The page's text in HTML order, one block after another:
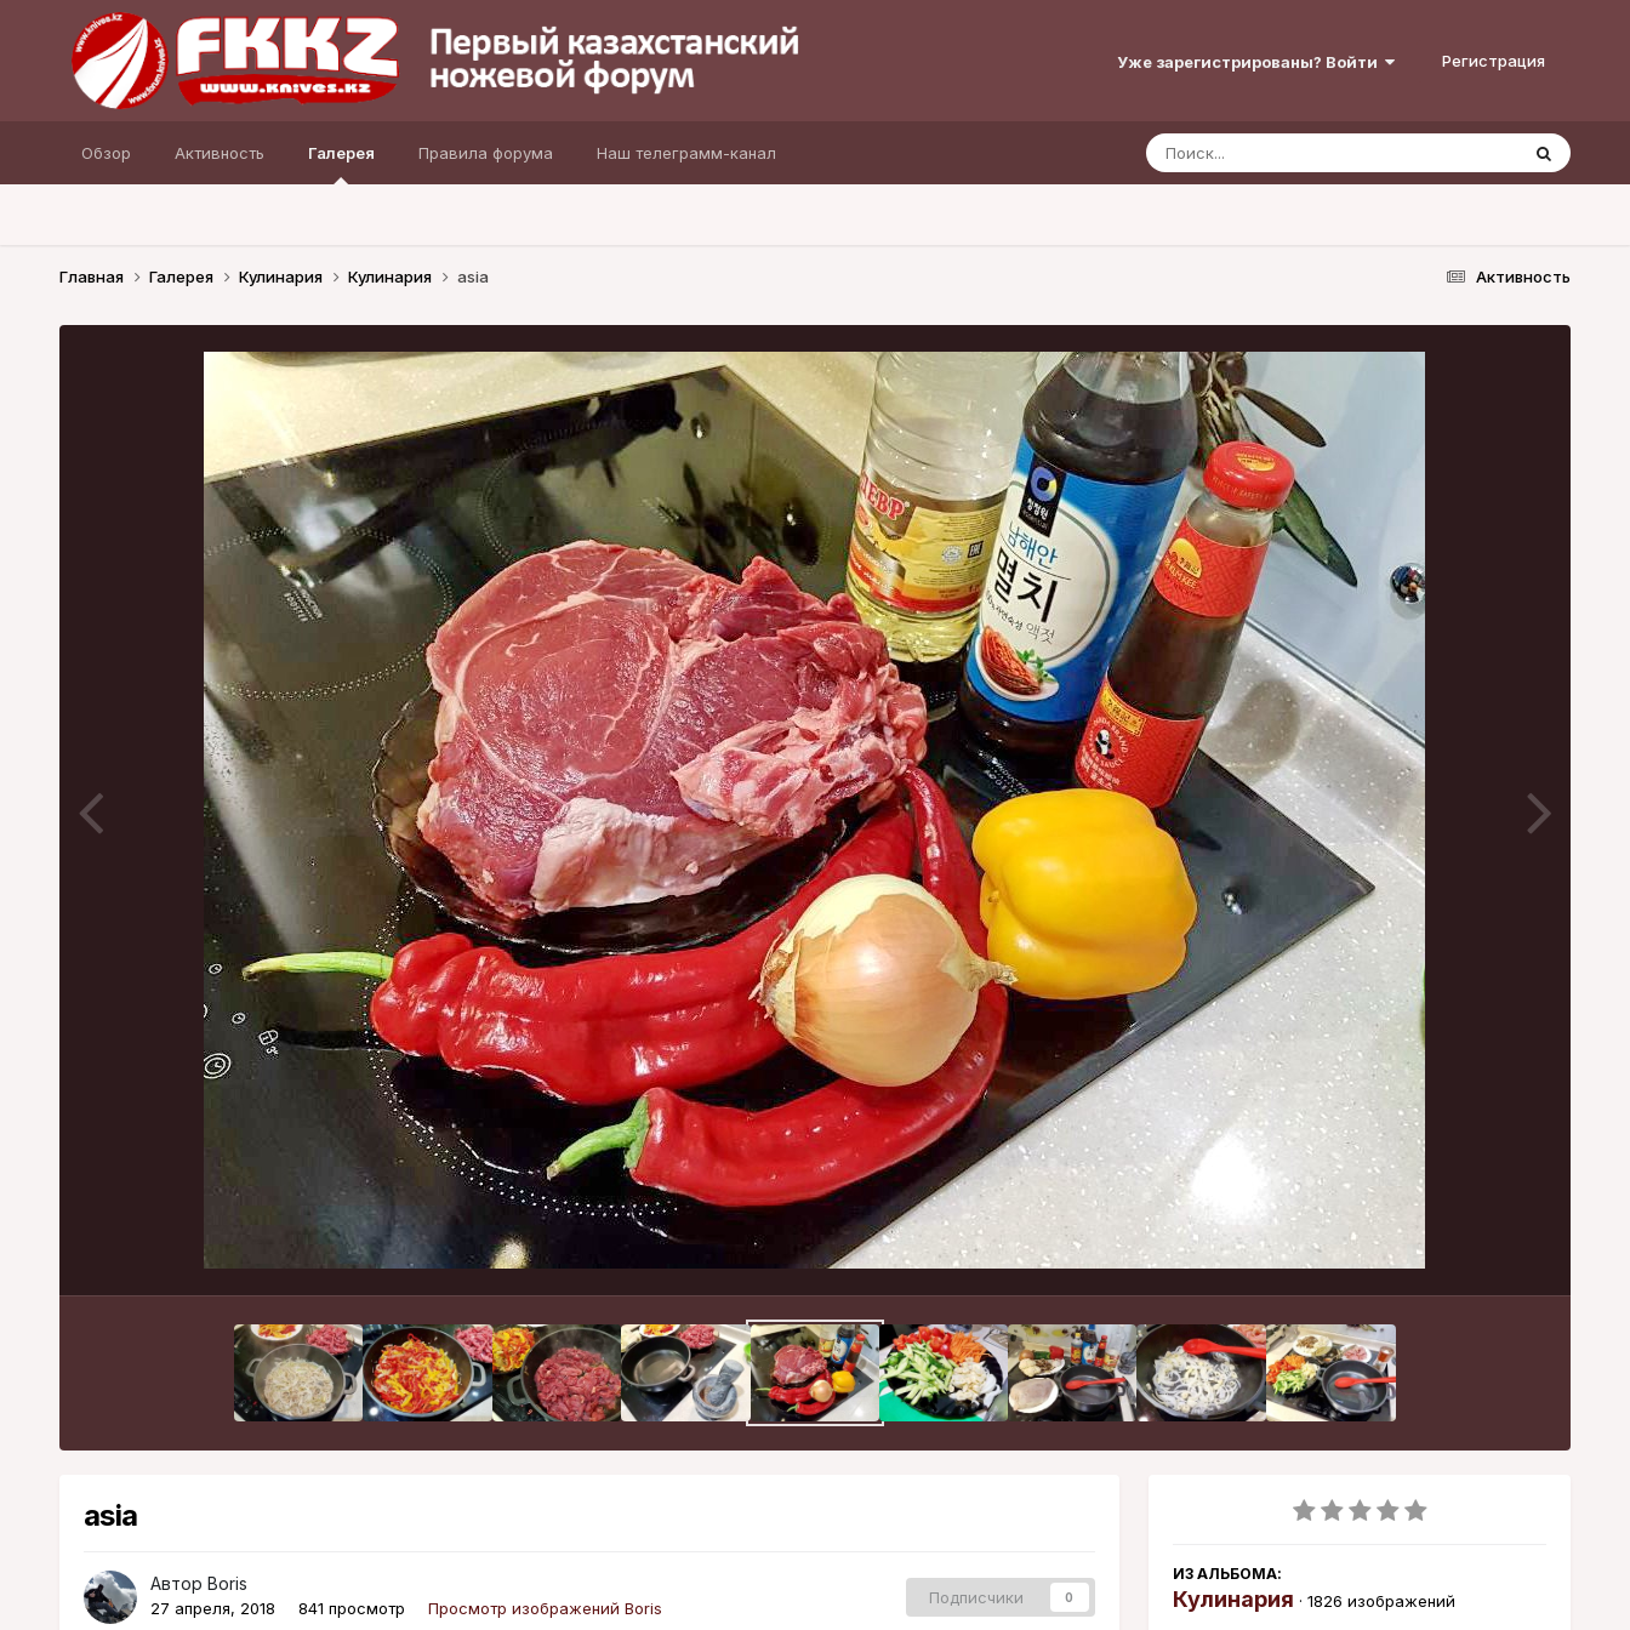
Уже зарегистрированы? Войти Регистрация
Обзор Активность Галерея Правила форума Наш телеграмм-канал
Активность
Главная Галерея Кулинария Кулинария asia
Инструменты
asia
Автор Boris
27 апреля, 2018 841 просмотр Просмотр изображений Boris
Подписчики 0
ИЗ АЛЬБОМА:
Кулинария · 1826 изображений